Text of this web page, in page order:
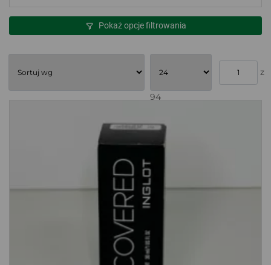
Pokaż opcje filtrowania
z
94